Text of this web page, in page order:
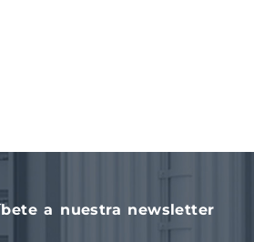
a nuestra newsletter